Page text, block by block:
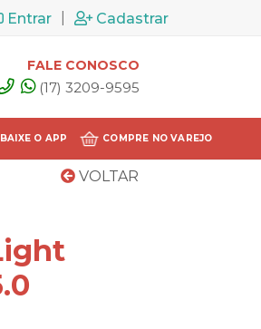
Entrar Cadastrar
FALE CONOSCO
(17) 3209-9595
BAIXE O APP COMPRE NO VAREJO
VOLTAR